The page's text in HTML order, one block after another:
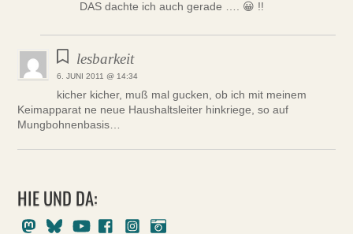
DAS dachte ich auch gerade …. 😀 !!
lesbarkeit
6. JUNI 2011 @ 14:34
kicher kicher, muß mal gucken, ob ich mit meinem
Keimapparat ne neue Haushaltsleiter hinkriege, so auf
Mungbohnenbasis…
HIE UND DA:
MastodonBlueskyYoutubeFacebookInstagram